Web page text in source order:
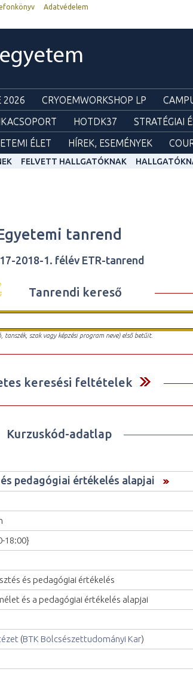
Adatvédelem
2026 CRYOEMWORKSHOP LP
HOTDK37 STRATÉGIAI
ÉLET HÍREK, ESEMÉNYEK
FELVETT HALLGATÓKNAK
tanrend
2018-1. félév ETR-tanrend
Tanrendi kereső
szak vagy képzési program neve) első betűit.
keresési feltételek
Kurzuskód-adatlap
pedagógiai értékelés alapjai
18:00}
és pedagógiai értékelés
és a pedagógiai értékelés alapjai
(BTK Bölcsészettudományi Kar)